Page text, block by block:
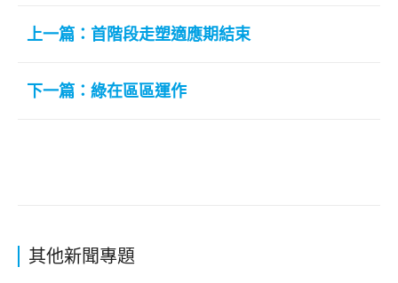
上一篇：首階段走塑適應期結束
下一篇：綠在區區運作
其他新聞專題